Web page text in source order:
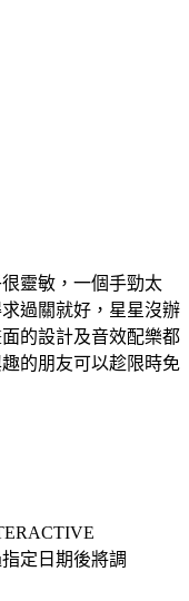
靈敏，一個手勁太
過關就好，星星沒辦
的設計及音效配樂都
的朋友可以趁限時免
定日期後將調